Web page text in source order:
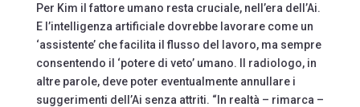
Per Kim il fattore umano resta cruciale, nell’era dell’Ai.
E l’intelligenza artificiale dovrebbe lavorare come un
‘assistente’ che facilita il flusso del lavoro, ma sempre
consentendo il ‘potere di veto’ umano. Il radiologo, in
altre parole, deve poter eventualmente annullare i
suggerimenti dell’Ai senza attriti. “In realtà – rimarca –